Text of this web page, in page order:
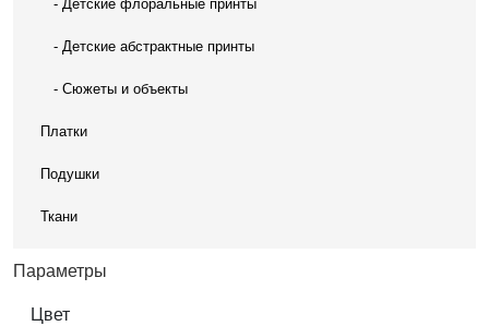
- Детские абстрактные принты
- Сюжеты и объекты
Платки
Подушки
Ткани
Параметры
Цвет